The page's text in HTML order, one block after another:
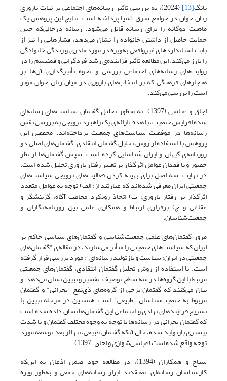
یانگ[13] (2024)، به بررسی تآثیر رسانه‌های اجتماعی بر نیات باروری
زنان جوان در جوامع شرق آسیا پرداخته است. نتایج این پژوهش یک
ماهیت دوگانه را برای رسانه قائل می‌شود. رسانه درحالی‌که حس
حمایت حاصل از داشتن خانواده را نشان می‌دهد، فشارهایی را نیز از
بابت استانداردهای غیرواقعی به‌ویژه در مورد مادری و زندگی خانوادگی
را بارز می‌کند. این مطالعه تأثیر فزاینده‌ی رشد فردگرایی و فمنیسم را در
روایت‌های رسانه‌های اجتماعی بررسی و نحوه تأثیر‌گذاری آن‌ها بر
هنجارهای فرهنگی که بر انتخاب‌های باروری در میان زنان جوان مؤثر
است را بررسی می‌کند.
اجاق و عباسی (1397)، به منظور تحلیل گفتمان سیاست‌های رسانه‌ای
شده افزایش جمعیت، با هدف ارائه‌ی یک راهبرد ترویجی به بررسی نقش
رسانه‌ها در موفقیت سیاست‌های جمعیت پرداخته‌اند. محققین این
پژوهش با استفاده از روش تحلیل گفتمان انتقادی، گفتمان‌های اصلی دو
روزنامه‌ی کیهان و ایران شناسایی کرده است. سپس گفتمان‌ها از نظر
حضور و یا فقدان عوامل اثرگذار بر تغییر رفتار باروری تحلیل شده است.
در نهایت، سه اصل برای بهینه کردن فعالیت‌های ترویجی سیاست‌های
جمعیتی ایران معرفی شده‌اند که عبارتند از: الف) توجه به عوامل متعدد
اثرگذار بر رفتار باروری؛ ب) اتخاذ رویکرد مخاطب آگاه، گزینشگر و
عقلانی و ج) برقراری ارتباط و همکاری علمی بین روزنامه‌نگاران و
جمعیت‌شناسان.
مرور گفتمان‌های علمی جمعیت‌شناسی و گفتمان‌های سیاسی حاکم بر
ایران که سیاست‌های جمعیتی را متأثر می‌سازند، در مقاله‌ی "گفتمان‌های
جمعیتی در ایران: سیاست و بازتولید رسانه‌ای"؛ مورد بررسی قرار گرفته
است. با استفاده از روش تحلیل گفتمان انتقادی، گفتمان‌های جمعیتی
مرتبط با این گروه‌ها در سه سطح توصیف، تفسیر و تبیین نشان می‌دهد، و
بیان می‌کنند که گفتمان برخی از گروه‌های ذی‌نفع "بحرانی" و گفتمان
مربوط به جمعیت‌شناسان "طبیعی" است. همچنین در مرحله تبیین با
تشریح فرآیندهای نهادی و اجتماعی این گفتمان‌ها نشان داده شده است
که گفتمان بحرانی در رسانه‌ها با توجه به وجوه مختلف گفتمان و با شدت
بیشتری بازتولید شده، حال آنکه گفتمان طبیعی، تنها از بعد توسعه مورد
توجه واقع شده است (عباسی‌شوازی و اجاق، 1397).
سیاح و همکاران (1394)، در مطالعه خود ضمن اذعان به این‌که
کارشناسان رسانه‌ای، معتقدند ابزار رسانه‌های جمعی و به‌طور ویژه